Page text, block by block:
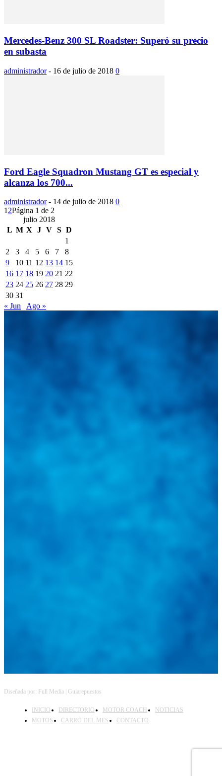
Mercedes-Benz 300 SL Roadster: Superó su precio
en subasta
administrador - 16 de julio de 2018 0
Ford Eagle Squadron Mustang GT es especial y
alcanza los 700...
administrador - 14 de julio de 2018 0
1 2Página 1 de 2
julio 2018
L M X J V S D
1
2
3 4 5 6 7
8
9
10 11 12 13 14 15
16 17 18 19 20 21 22
23 24 25 26 27 28 29
30 31
« Jun
Ago »
Diseñada por: Full Media | Guiarepuestos
INICIO DIRECTORIO MOTOR COACH
NOTICIAS
MOTOS
CARRO DEL MES CONTACTO